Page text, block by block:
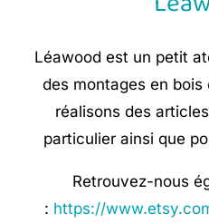
Léawood est un petit
des montages en
réalisons des
particulier ainsi que
Retrouvez-nous
: https://